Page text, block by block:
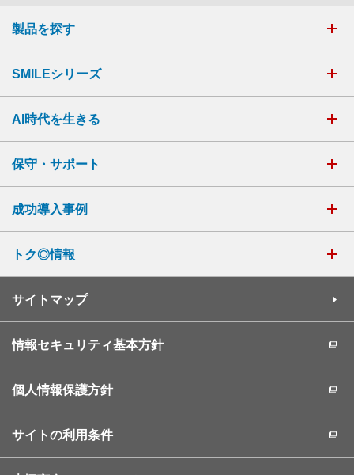
製品を探す
SMILEシリーズ
AI時代を生きる
保守・サポート
成功導入事例
トク◎情報
サイトマップ
情報セキュリティ基本方針
個人情報保護方針
サイトの利用条件